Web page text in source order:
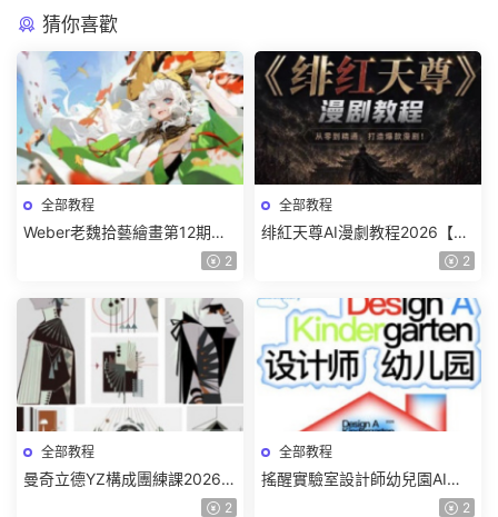
猜你喜歡
全部教程
Weber老魏拾藝繪畫第12期角
色特訓班【畫質不錯隻有視
2
全部教程
绯紅天尊AI漫劇教程2026【畫
2
全部教程
曼奇立德YZ構成團練課2026年
8月已結課【畫質高清有課件】
2
全部教程
搖醒實驗室設計師幼兒園AI軟
件基礎課2025【畫質不錯有素
2